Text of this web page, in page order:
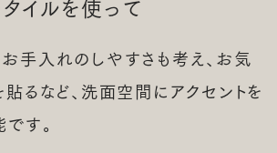
タイルを使って
手入れのしやすさも考え、お気
るなど、洗面空間にアクセントを
す。